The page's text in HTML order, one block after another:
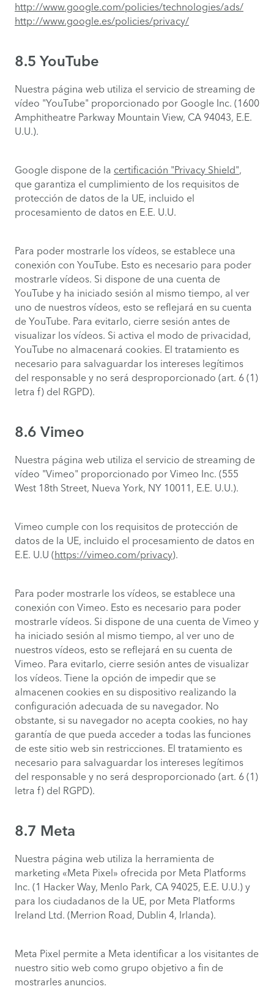
http://www.google.com/policies/technologies/ads/
http://www.google.es/policies/privacy/
8.5 YouTube
Nuestra página web utiliza el servicio de streaming de
vídeo "YouTube" proporcionado por Google Inc. (1600
Amphitheatre Parkway Mountain View, CA 94043, E.E.
U.U.).
Google dispone de la certificación "Privacy Shield",
que garantiza el cumplimiento de los requisitos de
protección de datos de la UE, incluido el
procesamiento de datos en E.E. U.U.
Para poder mostrarle los vídeos, se establece una
conexión con YouTube. Esto es necesario para poder
mostrarle vídeos. Si dispone de una cuenta de
YouTube y ha iniciado sesión al mismo tiempo, al ver
uno de nuestros vídeos, esto se reflejará en su cuenta
de YouTube. Para evitarlo, cierre sesión antes de
visualizar los vídeos. Si activa el modo de privacidad,
YouTube no almacenará cookies. El tratamiento es
necesario para salvaguardar los intereses legítimos
del responsable y no será desproporcionado (art. 6 (1)
letra f) del RGPD).
8.6 Vimeo
Nuestra página web utiliza el servicio de streaming de
vídeo "Vimeo" proporcionado por Vimeo Inc. (555
West 18th Street, Nueva York, NY 10011, E.E. U.U.).
Vimeo cumple con los requisitos de protección de
datos de la UE, incluido el procesamiento de datos en
E.E. U.U (https://vimeo.com/privacy).
Para poder mostrarle los vídeos, se establece una
conexión con Vimeo. Esto es necesario para poder
mostrarle vídeos. Si dispone de una cuenta de Vimeo y
ha iniciado sesión al mismo tiempo, al ver uno de
nuestros vídeos, esto se reflejará en su cuenta de
Vimeo. Para evitarlo, cierre sesión antes de visualizar
los vídeos. Tiene la opción de impedir que se
almacenen cookies en su dispositivo realizando la
configuración adecuada de su navegador. No
obstante, si su navegador no acepta cookies, no hay
garantía de que pueda acceder a todas las funciones
de este sitio web sin restricciones. El tratamiento es
necesario para salvaguardar los intereses legítimos
del responsable y no será desproporcionado (art. 6 (1)
letra f) del RGPD).
8.7 Meta
Nuestra página web utiliza la herramienta de
marketing «Meta Pixel» ofrecida por Meta Platforms
Inc. (1 Hacker Way, Menlo Park, CA 94025, E.E. U.U.) y
para los ciudadanos de la UE, por Meta Platforms
Ireland Ltd. (Merrion Road, Dublin 4, Irlanda).
Meta Pixel permite a Meta identificar a los visitantes de
nuestro sitio web como grupo objetivo a fin de
mostrarles anuncios.